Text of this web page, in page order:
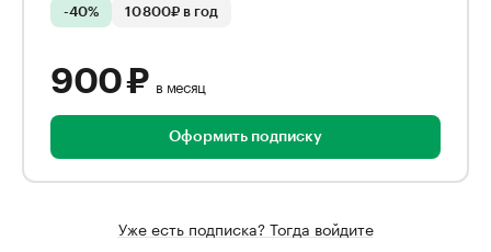
-40% 10 800₽ в год
900 ₽ в месяц
Оформить подписку
Уже есть подписка? Тогда войдите